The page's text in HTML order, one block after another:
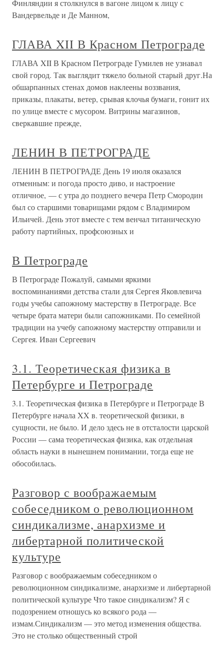
Финляндии я столкнулся в вагоне лицом к лицу с
Вандервельде и Де Манном,
ГЛАВА XII В Красном Петрограде
ГЛАВА XII В Красном Петрограде Гумилев не узнавал
свой город. Так выглядит тяжело больной старый друг.На
обшарпанных стенах домов наклеены воззвания,
приказы, плакаты, ветер, срывая клочья бумаги, гонит их
по улице вместе с мусором. Витрины магазинов,
сверкавшие прежде,
ЛЕНИН В ПЕТРОГРАДЕ
ЛЕНИН В ПЕТРОГРАДЕ День 19 июля оказался
отменным: и погода просто диво, и настроение
отличное, — с утра до позднего вечера Петр Смородин
был со старшими товарищами рядом с Владимиром
Ильичей. День этот вместе с тем венчал титаническую
работу партийных, профсоюзных и
В Петрограде
В Петрограде Пожалуй, самыми яркими
воспоминаниями детства стали для Сергея Яковлевича
годы учебы сапожному мастерству в Петрограде. Все
четыре брата матери были сапожниками. По семейной
традиции на учебу сапожному мастерству отправили и
Сергея. Иван Сергеевич
3.1. Теоретическая физика в
Петербурге и Петрограде
3.1. Теоретическая физика в Петербурге и Петрограде В
Петербурге начала XX в. теоретической физики, в
сущности, не было. И дело здесь не в отсталости царской
России — сама теоретическая физика, как отдельная
область науки в нынешнем понимании, тогда еще не
обособилась.
Разговор с воображаемым
собеседником о революционном
синдикализме, анархизме и
либертарной политической
культуре
Разговор с воображаемым собеседником о
революционном синдикализме, анархизме и либертарной
политической культуре Что такое синдикализм? Я с
подозрением отношусь ко всякого рода —
измам.Синдикализм — это метод изменения общества.
Это не столько общественный строй